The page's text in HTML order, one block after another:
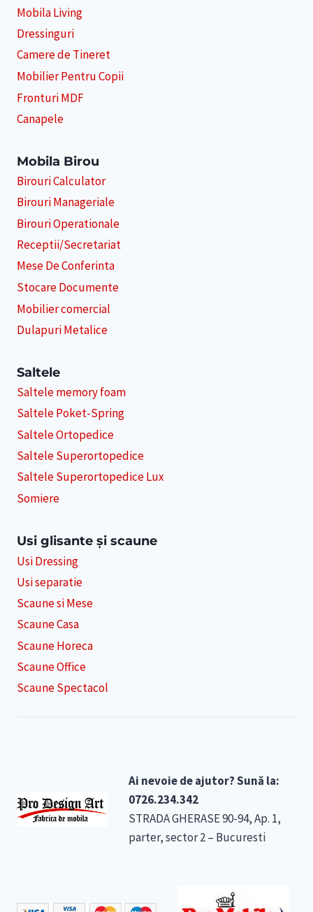
Mobila Living
Dressinguri
Camere de Tineret
Mobilier Pentru Copii
Fronturi MDF
Canapele
Mobila Birou
Birouri Calculator
Birouri Manageriale
Birouri Operationale
Receptii/Secretariat
Mese De Conferinta
Stocare Documente
Mobilier comercial
Dulapuri Metalice
Saltele
Saltele memory foam
Saltele Poket-Spring
Saltele Ortopedice
Saltele Superortopedice
Saltele Superortopedice Lux
Somiere
Usi glisante și scaune
Usi Dressing
Usi separatie
Scaune si Mese
Scaune Casa
Scaune Horeca
Scaune Office
Scaune Spectacol
Ai nevoie de ajutor? Sună la:
0726.234.342
STRADA GHERASE 90-94, Ap. 1,
parter, sector 2 – Bucuresti